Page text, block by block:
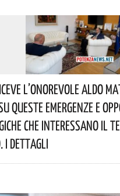
L’onorevole Aldo
Queste Emergenze E
Che Interessano Il
I Dettagli